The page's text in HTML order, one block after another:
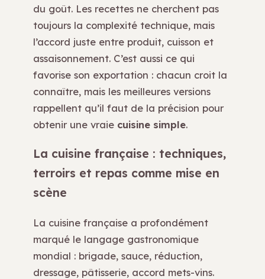
du goût. Les recettes ne cherchent pas
toujours la complexité technique, mais
l’accord juste entre produit, cuisson et
assaisonnement. C’est aussi ce qui
favorise son exportation : chacun croit la
connaître, mais les meilleures versions
rappellent qu’il faut de la précision pour
obtenir une vraie cuisine simple.
La cuisine française : techniques,
terroirs et repas comme mise en
scène
La cuisine française a profondément
marqué le langage gastronomique
mondial : brigade, sauce, réduction,
dressage, pâtisserie, accord mets-vins.